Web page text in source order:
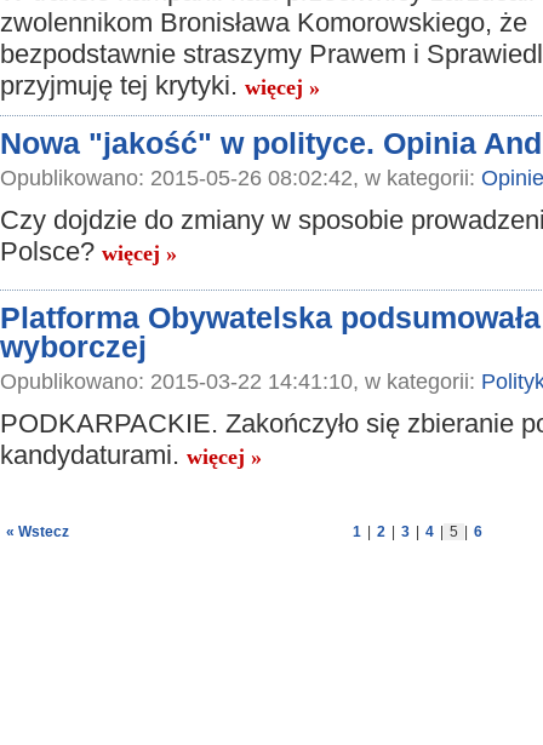
zwolennikom Bronisława Komorowskiego, że
bezpodstawnie straszymy Prawem i
przyjmuję tej krytyki. więcej »
Nowa "jakość" w polityce. Opinia
Opublikowano: 2015-05-26 08:02:42, w kategorii: Opinie
Czy dojdzie do zmiany w sposobie
Polsce? więcej »
Platforma Obywatelska
wyborczej
Opublikowano: 2015-03-22 14:41:10, w kategorii:
PODKARPACKIE. Zakończyło się zbieranie
kandydaturami. więcej »
« Wstecz 1 2 3 4 5 6